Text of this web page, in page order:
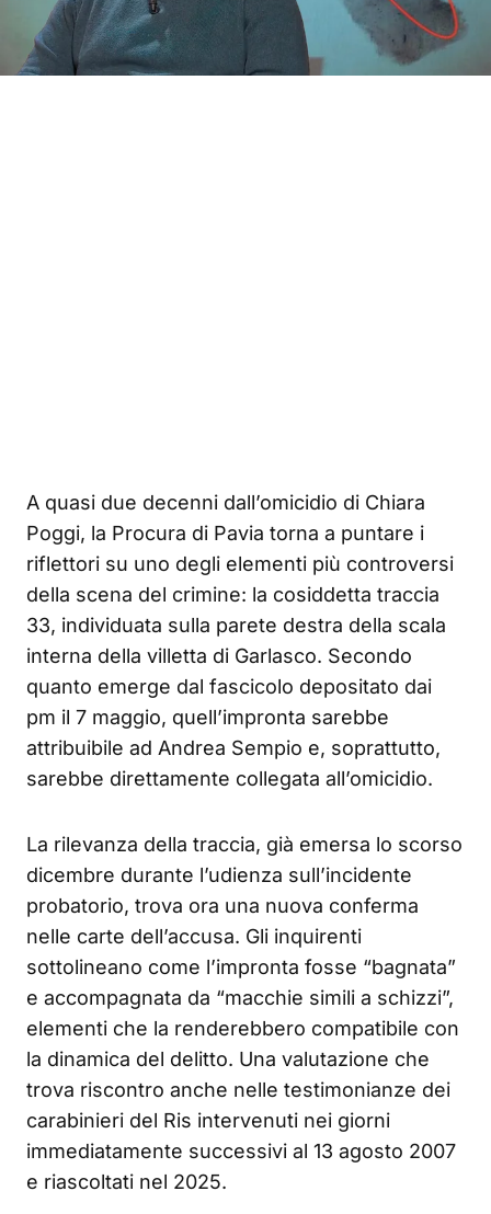
A quasi due decenni dall’omicidio di Chiara
Poggi, la Procura di Pavia torna a puntare i
riflettori su uno degli elementi più controversi
della scena del crimine: la cosiddetta traccia
33, individuata sulla parete destra della scala
interna della villetta di Garlasco. Secondo
quanto emerge dal fascicolo depositato dai
pm il 7 maggio, quell’impronta sarebbe
attribuibile ad Andrea Sempio e, soprattutto,
sarebbe direttamente collegata all’omicidio.
La rilevanza della traccia, già emersa lo scorso
dicembre durante l’udienza sull’incidente
probatorio, trova ora una nuova conferma
nelle carte dell’accusa. Gli inquirenti
sottolineano come l’impronta fosse “bagnata”
e accompagnata da “macchie simili a schizzi”,
elementi che la renderebbero compatibile con
la dinamica del delitto. Una valutazione che
trova riscontro anche nelle testimonianze dei
carabinieri del Ris intervenuti nei giorni
immediatamente successivi al 13 agosto 2007
e riascoltati nel 2025.